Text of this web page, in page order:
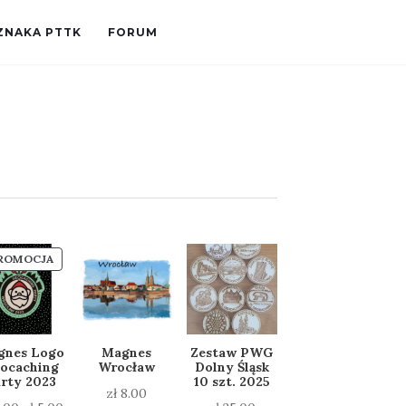
PTTK FORUM
PRODUKT
W
PROMOCJI
Logo
2023
Magnes
Wrocław
zł8.00
Zestaw PWG
Dolny Śląsk
10 szt. 2025